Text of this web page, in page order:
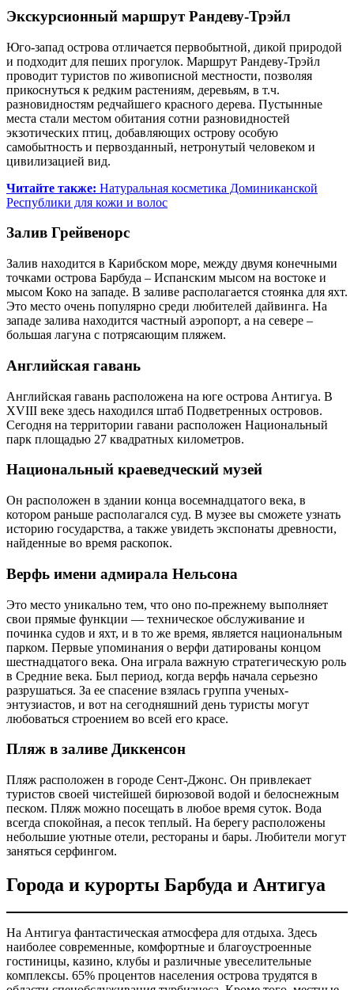
Экскурсионный маршрут Рандеву-Трэйл
Юго-запад острова отличается первобытной, дикой природой
и подходит для пеших прогулок. Маршрут Рандеву-Трэйл
проводит туристов по живописной местности, позволяя
прикоснуться к редким растениям, деревьям, в т.ч.
разновидностям редчайшего красного дерева. Пустынные
места стали местом обитания сотни разновидностей
экзотических птиц, добавляющих острову особую
самобытность и первозданный, нетронутый человеком и
цивилизацией вид.
Читайте также: Натуральная косметика Доминиканской
Республики для кожи и волос
Залив Грейвенорс
Залив находится в Карибском море, между двумя конечными
точками острова Барбуда – Испанским мысом на востоке и
мысом Коко на западе. В заливе располагается стоянка для яхт.
Это место очень популярно среди любителей дайвинга. На
западе залива находится частный аэропорт, а на севере –
большая лагуна с потрясающим пляжем.
Английская гавань
Английская гавань расположена на юге острова Антигуа. В
XVIII веке здесь находился штаб Подветренных островов.
Сегодня на территории гавани расположен Национальный
парк площадью 27 квадратных километров.
Национальный краеведческий музей
Он расположен в здании конца восемнадцатого века, в
котором раньше располагался суд. В музее вы сможете узнать
историю государства, а также увидеть экспонаты древности,
найденные во время раскопок.
Верфь имени адмирала Нельсона
Это место уникально тем, что оно по-прежнему выполняет
свои прямые функции — техническое обслуживание и
починка судов и яхт, и в то же время, является национальным
парком. Первые упоминания о верфи датированы концом
шестнадцатого века. Она играла важную стратегическую роль
в Средние века. Был период, когда верфь начала серьезно
разрушаться. За ее спасение взялась группа ученых-
энтузиастов, и вот на сегодняшний день туристы могут
любоваться строением во всей его красе.
Пляж в заливе Диккенсон
Пляж расположен в городе Сент-Джонс. Он привлекает
туристов своей чистейшей бирюзовой водой и белоснежным
песком. Пляж можно посещать в любое время суток. Вода
всегда спокойная, а песок теплый. На берегу расположены
небольшие уютные отели, рестораны и бары. Любители могут
заняться серфингом.
Города и курорты Барбуда и Антигуа
На Антигуа фантастическая атмосфера для отдыха. Здесь
наиболее современные, комфортные и благоустроенные
гостиницы, казино, клубы и различные увеселительные
комплексы. 65% процентов населения острова трудятся в